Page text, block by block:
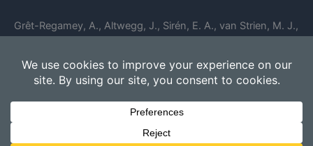
Grêt-Regamey, A., Altwegg, J., Sirén, E. A., van Strien, M. J.,
spatial planning—A spatial decision support tool.
Landscape and Urban Planning, 165, 206-219.
Todos los derechos © 2026 Inverclima | Funciona gracias a
Tema
Astra para WordPress